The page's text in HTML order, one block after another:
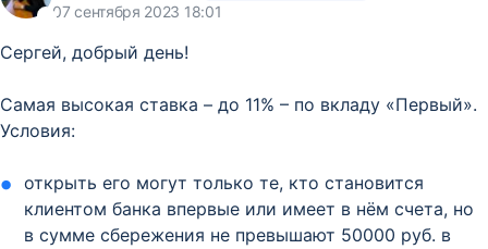
07 сентября 2023 18:01
Сергей, добрый день!
Самая высокая ставка – до 11% – по вкладу «Первый».
Условия:
открыть его могут только те, кто становится
клиентом банка впервые или имеет в нём счета, но
в сумме сбережения не превышают 50000 руб. в